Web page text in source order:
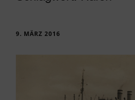
9. MÄRZ 2016